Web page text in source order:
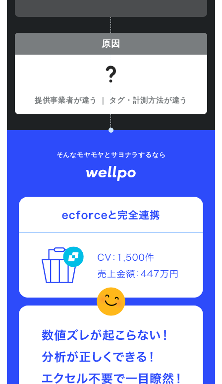
原因
提供事業者が違う タグ・計測方法が違う
そんなモヤモヤとサヨナラするなら